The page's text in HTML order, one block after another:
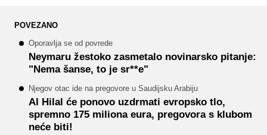
POVEZANO
Oporavlja se od povrede
Neymaru žestoko zasmetalo novinarsko pitanje:
"Nema šanse, to je sr**e"
Njegov otac ide na pregovore u Saudijsku Arabiju
Al Hilal će ponovo uzdrmati evropsko tlo,
spremno 175 miliona eura, pregovora s klubom
neće biti!